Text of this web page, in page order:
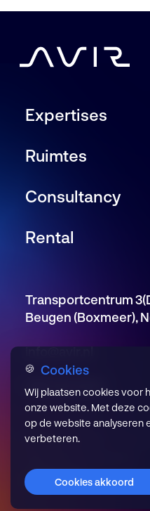
Expertises
Ruimtes
Consultancy
Rental
Transportcentrum
Beugen (Boxmeer),
info@avir.nl
085 246 5650
Privacyverklaring
© 2026 AVIR
🍪 Cookies
Wij plaatsen cookies voor
onze website. Met deze
op de website analyseren
verbeteren.
Cookies akkoord